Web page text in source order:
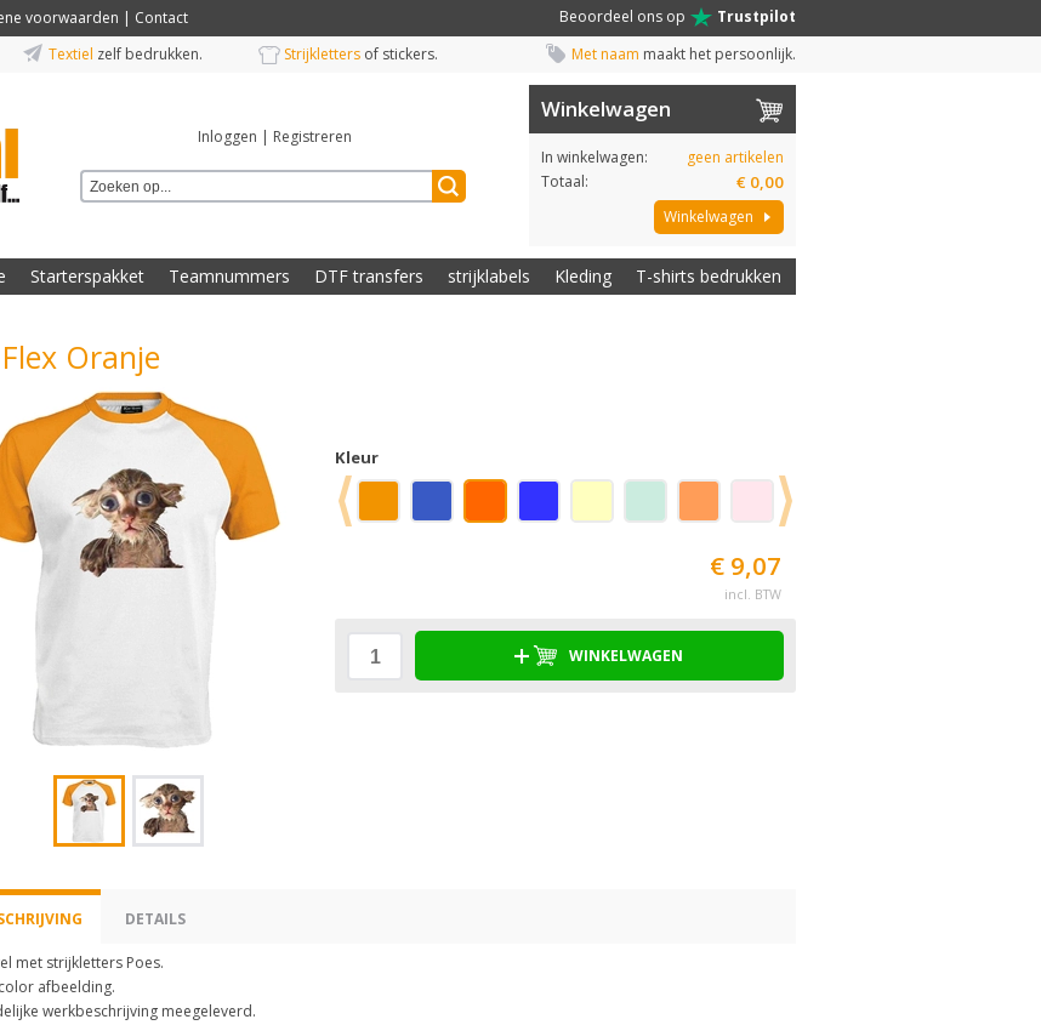
voorwaarden | Contact Beoordeel ons op
Trustpilot
Textiel zelf bedrukken. Strijkletters of stickers. Met naam maakt het persoonlijk.
Inloggen | Registreren
Winkelwagen
In winkelwagen:
geen artikelen
Totaal:
€ 0,00
Winkelwagen
Starterspakket Teamnummers DTF transfers strijklabels Kleding T-shirts bedrukken
Oranje
Kleur
€ 9,07
incl. BTW
WINKELWAGEN
DETAILS
met strijkletters Poes.
afbeelding.
werkbeschrijving meegeleverd.